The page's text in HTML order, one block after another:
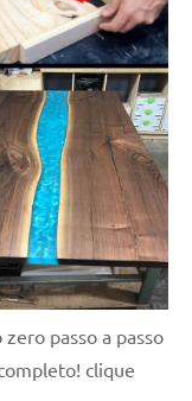
passo a passo
clique